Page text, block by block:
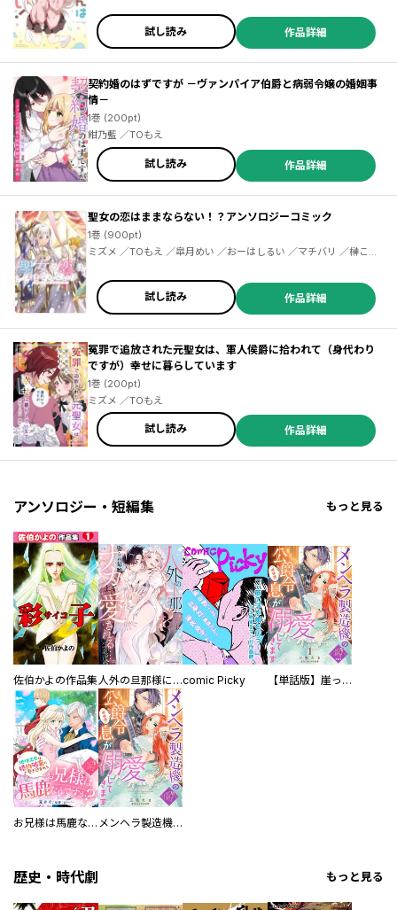
試し読み 作品詳細
契約婚のはずですが －ヴァンパイア伯爵と病弱令嬢の婚姻事
情－
1巻 (200pt)
紺乃藍 ／TOもえ
試し読み 作品詳細
聖女の恋はままならない！？アンソロジーコミック
1巻 (900pt)
ミズメ ／TOもえ ／皐月めい ／おーはしるい ／マチバリ ／榊こつ
試し読み 作品詳細
冤罪で追放された元聖女は、軍人侯爵に拾われて（身代わり
ですが）幸せに暮らしています
1巻 (200pt)
ミズメ ／TOもえ
試し読み 作品詳細
アンソロジー・短編集 もっと見る
佐伯かよの作品集 人外の旦那様に娶られ毎晩ナカまで愛される…。アンソロジーcomic Picky 【単話版】崖っぷち令嬢ですが、意地と策略で幸せになります！シリーズ
お兄様は馬鹿なんですか？～地味王女は婚約破棄に巻き込まれる～ メンヘラ製造機の公爵令息（過保護）が溺愛してきます
歴史・時代劇 もっと見る